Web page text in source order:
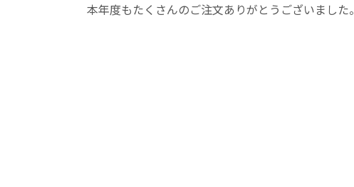
本年度もたくさんのご注文ありがとうございました。